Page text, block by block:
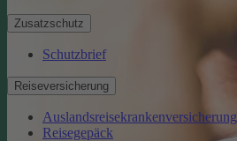
Zusatzschutz
Schutzbrief
Reiseversicherung
Auslandsreisekrankenversicherung
Reisegepäck